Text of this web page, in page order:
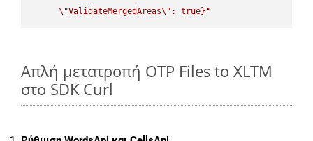
\"ValidateMergedAreas\" : true}"
Απλή μετατροπή OTP Files to XLTM
στο SDK Curl